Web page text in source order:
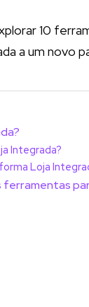
10
a um novo
Integrada?
Loja
ferramentas